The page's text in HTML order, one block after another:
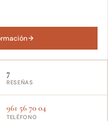
7
RESEÑAS
961 56 70 04
TELÉFONO